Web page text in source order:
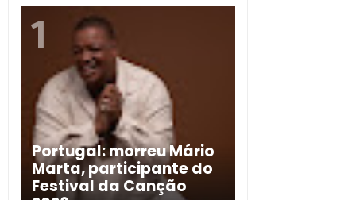
Portugal: morreu Mário
Marta, participante do
Festival da Canção